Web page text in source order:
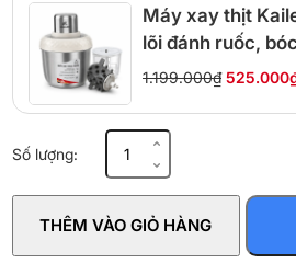
Máy xay thịt
lõi đánh ruốc,
1.199.000₫
Số lượng:
Máy
xay
Braun
MQ500
THÊM VÀO GIỎ HÀNG